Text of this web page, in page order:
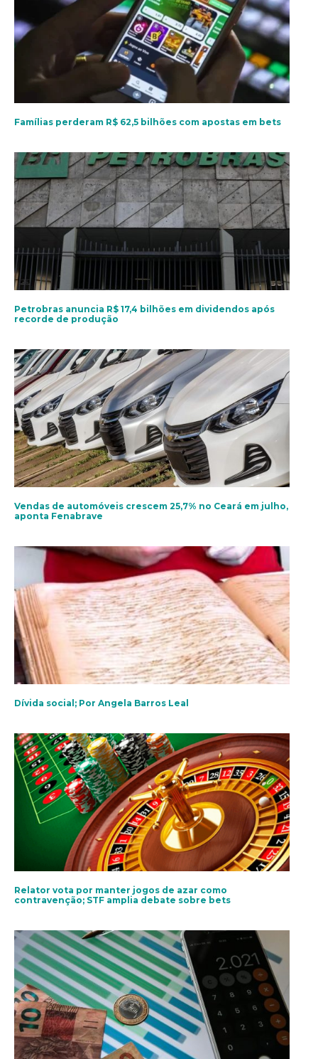
Famílias perderam R$ 62,5 bilhões com apostas em bets
Petrobras anuncia R$ 17,4 bilhões em dividendos após
recorde de produção
Vendas de automóveis crescem 25,7% no Ceará em julho,
aponta Fenabrave
Dívida social; Por Angela Barros Leal
Relator vota por manter jogos de azar como
contravenção; STF amplia debate sobre bets